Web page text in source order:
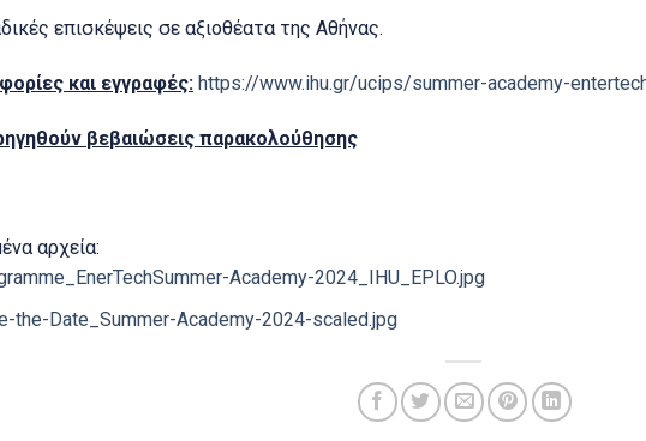
επισκέψεις σε αξιοθέατα της Αθήνας.
και εγγραφές: https://www.ihu.gr/ucips/summer-academy-
βεβαιώσεις παρακολούθησης
αρχεία:
Academy-2024_IHU_EPLO.jpg
the-Date_Summer-Academy-2024-scaled.jpg